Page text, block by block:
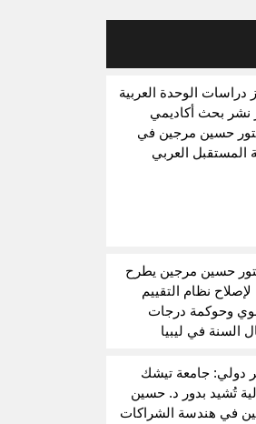
دراسات الوحدة العربية
نشر بحث أكاديمي
حسين مرجين في
المستقبل العربي
حسين مرجين يطرح
لإصلاح نظام التقييم
وحوكمة درجات
السنة في ليبيا
دولي: جامعة تيشك
تُشيد بدور د. حسين
في هندسة الشراكات